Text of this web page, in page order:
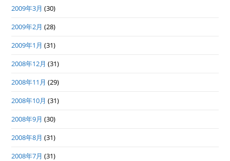
2009年3月 (30)
2009年2月 (28)
2009年1月 (31)
2008年12月 (31)
2008年11月 (29)
2008年10月 (31)
2008年9月 (30)
2008年8月 (31)
2008年7月 (31)